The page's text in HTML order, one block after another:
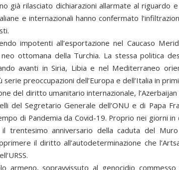
già rilasciato dichiarazioni allarmate al riguardo
e internazionali hanno confermato
impotenti all’esportazione nel Caucaso
ottomana della Turchia. La stessa politica
avanti in Siria, Libia e nel Mediterraneo
preoccupazioni dell’Europa e dell’Italia in
del diritto umanitario internazionale, l’Azerbaijan
del Segretario Generale dell’ONU e di Papa
di Pandemia da Covid-19. Proprio nei giorni in
trentesimo anniversario della caduta del
il diritto all’autodeterminazione che
armeno, sopravvissuto al genocidio commesso